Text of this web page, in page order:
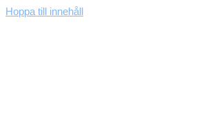
Hoppa till innehåll